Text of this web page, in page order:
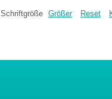
Schriftgröße Größer Reset